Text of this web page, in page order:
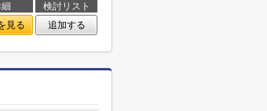
検討リスト
見る 追加する